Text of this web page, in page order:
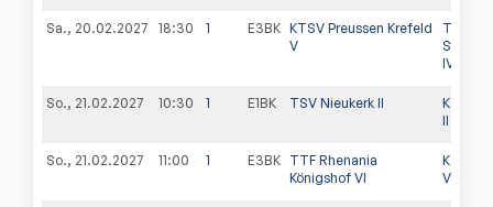
Sa., 20.02.2027 18:30 1 E3BK KTSV Preussen Krefeld
V
TTC
IV
So., 21.02.2027 10:30 1 E1BK TSV Nieukerk II
KTSV
II
So., 21.02.2027 11:00 1 E3BK TTF Rhenania
Königshof VI
KTSV
VI